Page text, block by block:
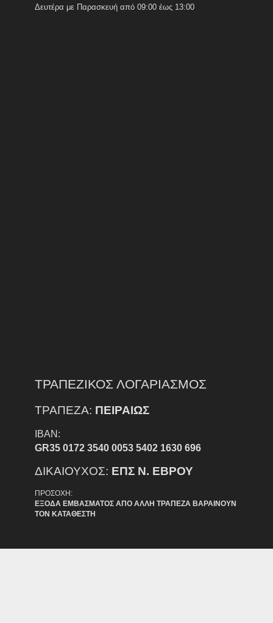
Δευτέρα με Παρασκευή από 09:00 έως 13:00
ΤΡΑΠΕΖΙΚΟΣ ΛΟΓΑΡΙΑΣΜΟΣ
ΤΡΑΠΕΖΑ: ΠΕΙΡΑΙΩΣ
IBAN:
GR35 0172 3540 0053 5402 1630 696
ΔΙΚΑΙΟΥΧΟΣ: ΕΠΣ Ν. ΕΒΡΟΥ
ΠΡΟΣΟΧΗ:
ΕΞΟΔΑ ΕΜΒΑΣΜΑΤΟΣ ΑΠΟ ΑΛΛΗ ΤΡΑΠΕΖΑ ΒΑΡΑΙΝΟΥΝ
ΤΟΝ ΚΑΤΑΘΕΣΤΗ